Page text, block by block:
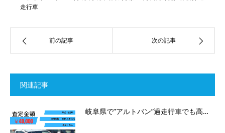
走行車
前の記事 次の記事
関連記事
岐阜県で”アルトバン”過走行車でも高…